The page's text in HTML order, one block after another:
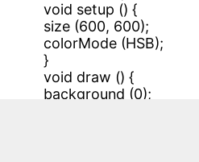
void setup () {
size (600, 600);
colorMode (HSB);
}
void draw () {
background (0);